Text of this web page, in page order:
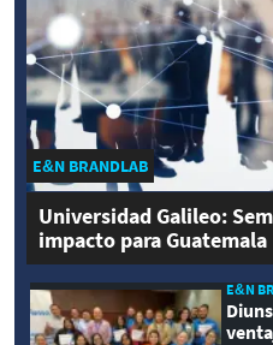
E&N BRANDLAB
Universidad Galileo:
impacto para Guatemala
E&N